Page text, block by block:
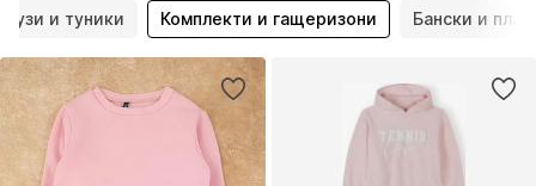
и туники
Комплекти и гащеризони Бански и